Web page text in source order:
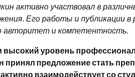
активно участвовал в
Его работы и публикации
авторитет и компетентность.
уровень
принял предложение стать
взаимодействует со